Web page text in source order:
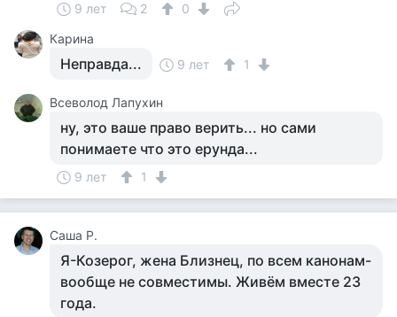
9 лет 2
0
Карина
Неправда... 9 лет 1
Всеволод Лапухин
ну, это ваше право верить... но сами
понимаете что это ерунда...
9 лет 1
Саша Р.
Я-Козерог, жена Близнец, по всем канонам-
вообще не совместимы. Живём вместе 23
года.